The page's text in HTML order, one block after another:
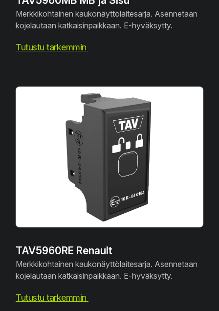
Merkkikohtainen kaukonäyttölaitesarja. Asennetaan
kojelautaan katkaisinpaikkaan. E-hyväksytty.
Tutustu tarkemmin
TAV5960RE Renault
Merkkikohtainen kaukonäyttölaitesarja. Asennetaan
kojelautaan katkaisinpaikkaan. E-hyväksytty.
Tutustu tarkemmin